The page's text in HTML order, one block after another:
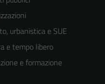
urbanistica e SUE
e tempo libero
e formazione